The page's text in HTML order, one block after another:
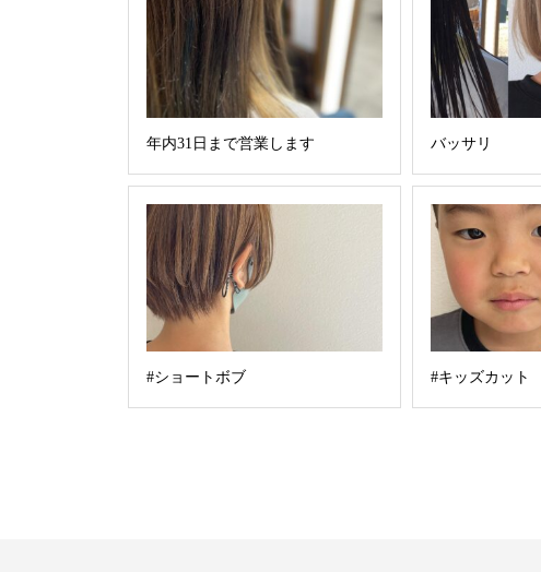
年内31日まで営業します バッサリ︎
#ショートボブ #キッズカット